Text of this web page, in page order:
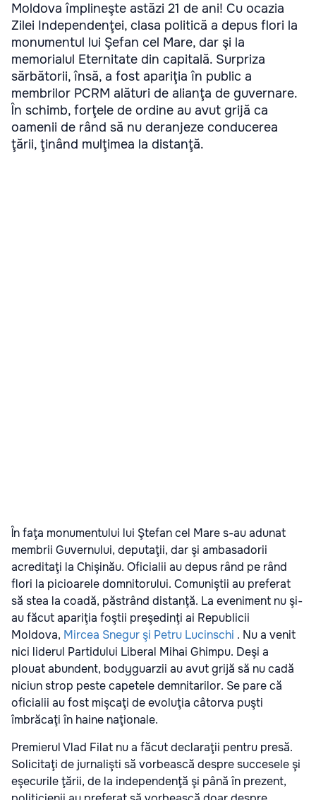
Moldova împlineşte astăzi 21 de ani! Cu ocazia
Zilei Independenţei, clasa politică a depus flori la
monumentul lui Şefan cel Mare, dar şi la
memorialul Eternitate din capitală. Surpriza
sărbătorii, însă, a fost apariţia în public a
membrilor PCRM alături de alianţa de guvernare.
În schimb, forţele de ordine au avut grijă ca
oamenii de rând să nu deranjeze conducerea
ţării, ţinând mulţimea la distanţă.
În faţa monumentului lui Ştefan cel Mare s-au adunat
membrii Guvernului, deputaţii, dar şi ambasadorii
acreditaţi la Chişinău. Oficialii au depus rând pe rând
flori la picioarele domnitorului. Comuniştii au preferat
să stea la coadă, păstrând distanţă. La eveniment nu şi-
au făcut apariţia foştii preşedinţi ai Republicii
Moldova, Mircea Snegur şi Petru Lucinschi . Nu a venit
nici liderul Partidului Liberal Mihai Ghimpu. Deşi a
plouat abundent, bodyguarzii au avut grijă să nu cadă
niciun strop peste capetele demnitarilor. Se pare că
oficialii au fost mişcaţi de evoluţia câtorva puşti
îmbrăcaţi în haine naţionale.
Premierul Vlad Filat nu a făcut declaraţii pentru presă.
Solicitaţi de jurnalişti să vorbească despre succesele şi
eşecurile ţării, de la independenţă şi până în prezent,